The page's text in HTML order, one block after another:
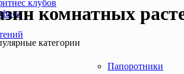
клубов
Папоротники
комнатных
категории